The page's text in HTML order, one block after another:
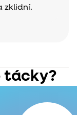
zklidní.
tácky?